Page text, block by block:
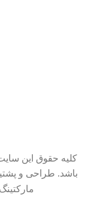
کلیه حقوق این
باشد. طراحی و
مارکتینگ